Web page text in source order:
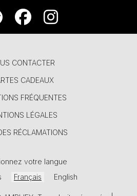
CONTACTER
CADEAUX
FRÉQUENTES
LÉGALES
RÉCLAMATIONS
votre langue
Français English